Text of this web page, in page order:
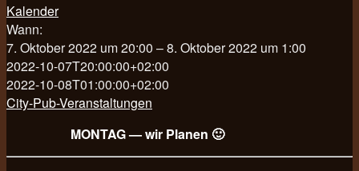
Kalender
Wann:
7. Oktober 2022 um 20:00 – 8. Oktober 2022 um 1:00
2022-10-07T20:00:00+02:00
2022-10-08T01:00:00+02:00
City-Pub-Veranstaltungen
MONTAG — wir Planen 🙂